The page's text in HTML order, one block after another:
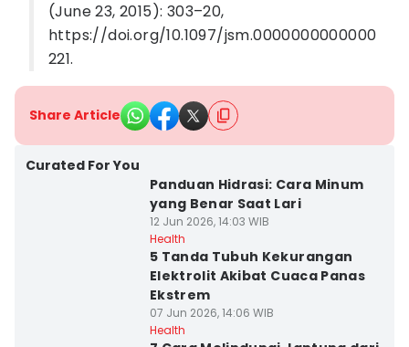
(June 23, 2015): 303–20,
https://doi.org/10.1097/jsm.0000000000000
221.
Share Article
Curated For You
Panduan Hidrasi: Cara Minum
yang Benar Saat Lari
12 Jun 2026, 14:03 WIB
Health
5 Tanda Tubuh Kekurangan
Elektrolit Akibat Cuaca Panas
Ekstrem
07 Jun 2026, 14:06 WIB
Health